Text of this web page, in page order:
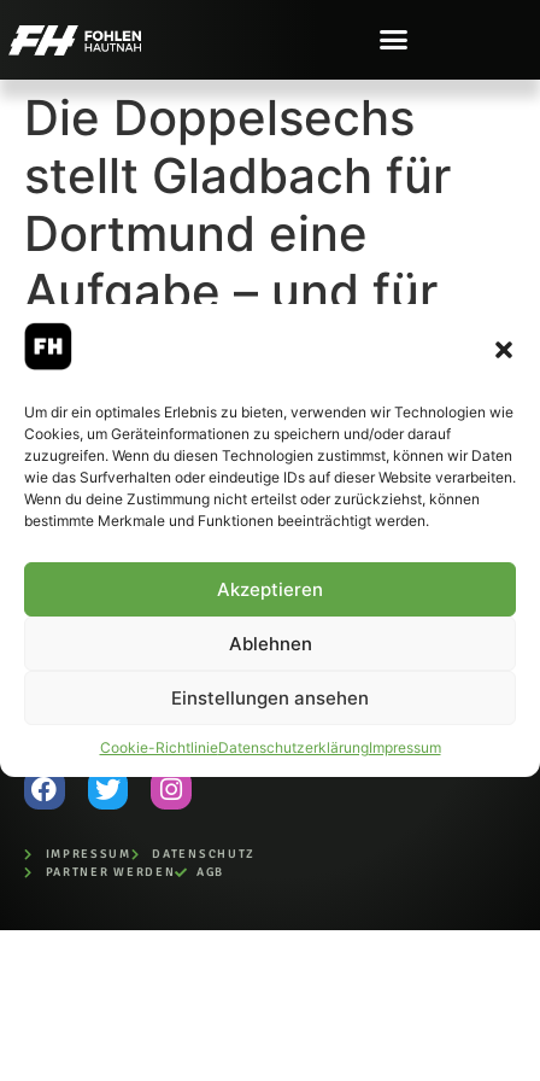
Um dir ein optimales Erlebnis zu bieten, verwenden wir Technologien wie
Cookies, um Geräteinformationen zu speichern und/oder darauf
zuzugreifen. Wenn du diesen Technologien zustimmst, können wir Daten
wie das Surfverhalten oder eindeutige IDs auf dieser Website verarbeiten.
Wenn du deine Zustimmung nicht erteilst oder zurückziehst, können
bestimmte Merkmale und Funktionen beeinträchtigt werden.
Akzeptieren
Ablehnen
Einstellungen ansehen
Cookie-RichtlinieDatenschutzerklärungImpressum
Die Doppelsechs
stellt Gladbach für
Dortmund eine
Aufgabe – und für
den Sommer
© 2007-2026 Fohlen-Hautnah.de
– Alle rechte vorbehalten.
Fohlen-Hautnah.de ist ein
offiziell eingetragenes Magazin
bei der Deutschen
Nationalbibliothek (ISSN 1868-
auszugsweise, nur mit
IMPRESSUM
DATENSCHUTZ
PARTNER WERDEN
AGB